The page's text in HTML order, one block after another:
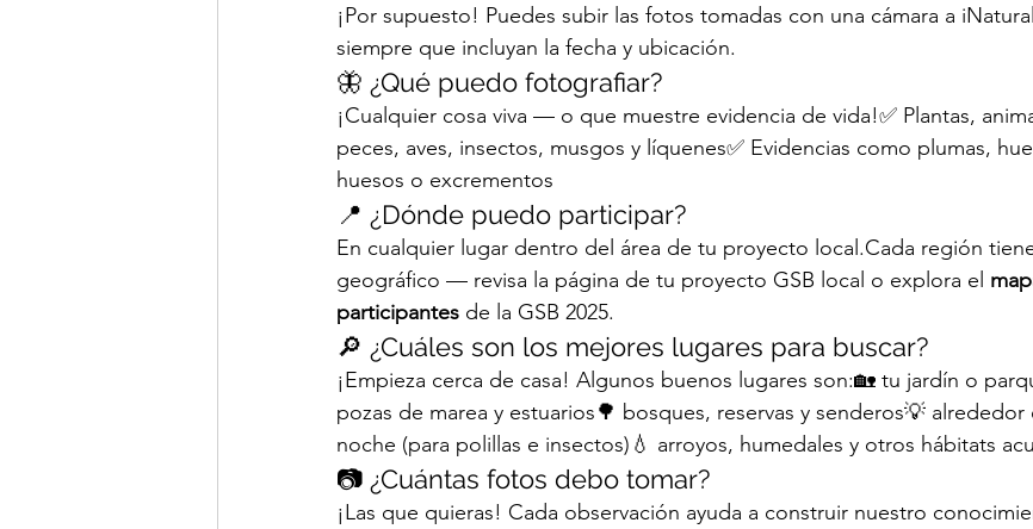
¡Por supuesto! Puedes subir las fotos tomadas con una cámara a
siempre que incluyan la fecha y ubicación.
🦋 ¿Qué puedo fotografiar?
¡Cualquier cosa viva — o que muestre evidencia de vida!✅ Plantas,
peces, aves, insectos, musgos y líquenes✅ Evidencias como plumas,
huesos o excrementos
📍 ¿Dónde puedo participar?
En cualquier lugar dentro del área de tu proyecto local.Cada región
geográfico — revisa la página de tu proyecto GSB local o explora el
participantes de la GSB 2025.
🔎 ¿Cuáles son los mejores lugares para buscar?
¡Empieza cerca de casa! Algunos buenos lugares son:🏡 tu jardín o
pozas de marea y estuarios🌳 bosques, reservas y senderos💡
noche (para polillas e insectos)💧 arroyos, humedales y otros hábitats
📷 ¿Cuántas fotos debo tomar?
¡Las que quieras! Cada observación ayuda a construir nuestro